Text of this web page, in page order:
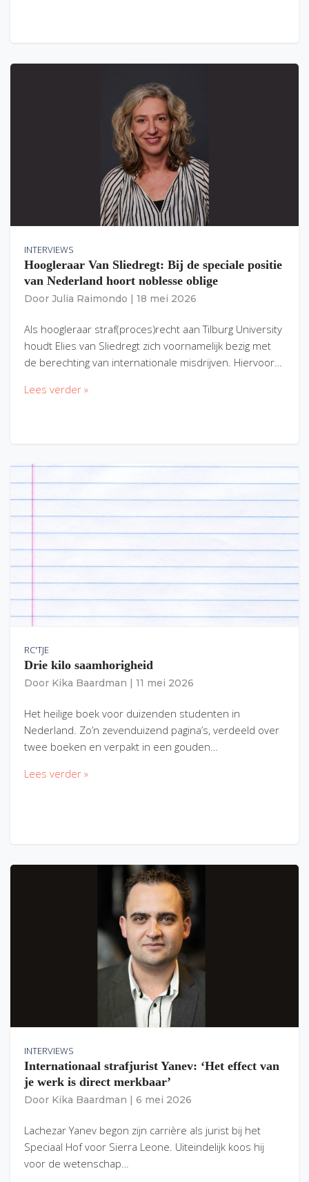
INTERVIEWS
Hoogleraar Van Sliedregt: Bij de speciale positie
van Nederland hoort noblesse oblige
Door Julia Raimondo 18 mei 2026
Als hoogleraar straf(proces)recht aan Tilburg University
houdt Elies van Sliedregt zich voornamelijk bezig met
de berechting van internationale misdrijven. Hiervoor…
Lees verder »
RC'TJE
Drie kilo saamhorigheid
Door Kika Baardman 11 mei 2026
Het heilige boek voor duizenden studenten in
Nederland. Zo’n zevenduizend pagina’s, verdeeld over
twee boeken en verpakt in een gouden…
Lees verder »
INTERVIEWS
Internationaal strafjurist Yanev: ‘Het effect van
je werk is direct merkbaar’
Door Kika Baardman 6 mei 2026
Lachezar Yanev begon zijn carrière als jurist bij het
Speciaal Hof voor Sierra Leone. Uiteindelijk koos hij
voor de wetenschap…